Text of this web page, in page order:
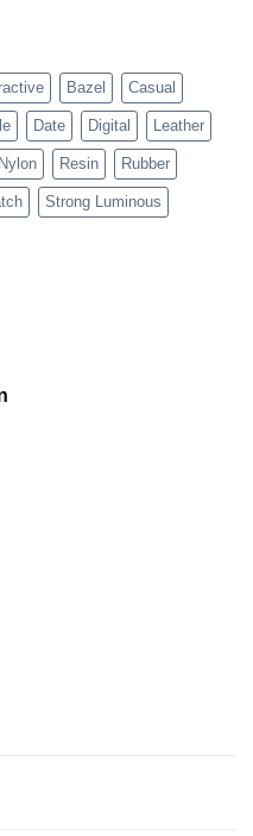
Bazel Casual
Date Digital Leather
Nylon Resin Rubber
Strong Luminous